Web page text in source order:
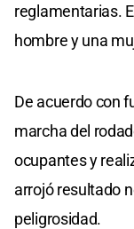
reglamentarias.
hombre y una
De acuerdo con
marcha del
ocupantes y
arrojó resultado
peligrosidad.